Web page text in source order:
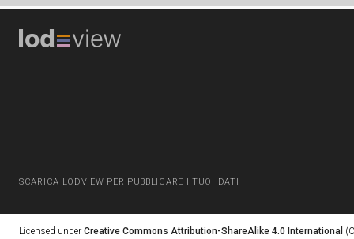
SCARICA LODVIEW PER PUBBLICARE I TUOI DATI
Licensed under Creative Commons Attribution-ShareAlike 4.0 International